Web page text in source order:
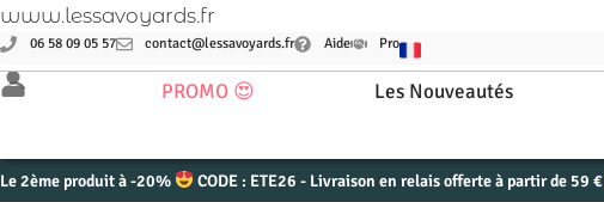
www.lessavoyards.fr
06 58 09 05 57 contact@lessavoyards.fr Aide Pro
PROMO 😍 Les Nouveautés
Le 2ème produit à -20% CODE : ETE26 - Livraison en relais offerte à partir de 59 €